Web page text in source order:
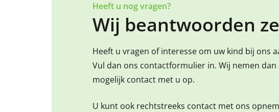
Heeft u nog vragen?
Wij beantwoorden
Heeft u vragen of interesse om uw kind bij ons
Vul dan ons contactformulier in. Wij nemen dan
mogelijk contact met u op.
U kunt ook rechtstreeks contact met ons